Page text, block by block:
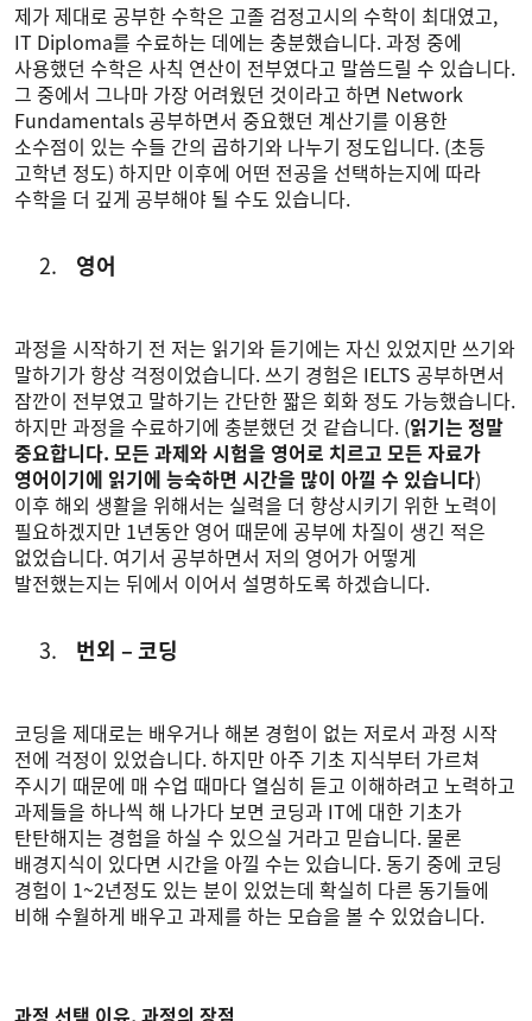
제가 제대로 공부한 수학은 고졸 검정고시의 수학이 최대였고,
IT Diploma를 수료하는 데에는 충분했습니다. 과정 중에
사용했던 수학은 사칙 연산이 전부였다고 말씀드릴 수 있습니다.
그 중에서 그나마 가장 어려웠던 것이라고 하면 Network
Fundamentals 공부하면서 중요했던 계산기를 이용한
소수점이 있는 수들 간의 곱하기와 나누기 정도입니다. (초등
고학년 정도) 하지만 이후에 어떤 전공을 선택하는지에 따라
수학을 더 깊게 공부해야 될 수도 있습니다.
영어
과정을 시작하기 전 저는 읽기와 듣기에는 자신 있었지만 쓰기와
말하기가 항상 걱정이었습니다. 쓰기 경험은 IELTS 공부하면서
잠깐이 전부였고 말하기는 간단한 짧은 회화 정도 가능했습니다.
하지만 과정을 수료하기에 충분했던 것 같습니다. (읽기는 정말
중요합니다. 모든 과제와 시험을 영어로 치르고 모든 자료가
영어이기에 읽기에 능숙하면 시간을 많이 아낄 수 있습니다)
이후 해외 생활을 위해서는 실력을 더 향상시키기 위한 노력이
필요하겠지만 1년동안 영어 때문에 공부에 차질이 생긴 적은
없었습니다. 여기서 공부하면서 저의 영어가 어떻게
발전했는지는 뒤에서 이어서 설명하도록 하겠습니다.
번외 – 코딩
코딩을 제대로는 배우거나 해본 경험이 없는 저로서 과정 시작
전에 걱정이 있었습니다. 하지만 아주 기초 지식부터 가르쳐
주시기 때문에 매 수업 때마다 열심히 듣고 이해하려고 노력하고
과제들을 하나씩 해 나가다 보면 코딩과 IT에 대한 기초가
탄탄해지는 경험을 하실 수 있으실 거라고 믿습니다. 물론
배경지식이 있다면 시간을 아낄 수는 있습니다. 동기 중에 코딩
경험이 1~2년정도 있는 분이 있었는데 확실히 다른 동기들에
비해 수월하게 배우고 과제를 하는 모습을 볼 수 있었습니다.
과정 선택 이유, 과정의 장점